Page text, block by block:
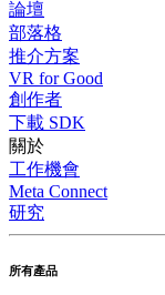
論壇
部落格
推介方案
VR for Good
創作者
下載 SDK
關於
工作機會
Meta Connect
研究
所有產品